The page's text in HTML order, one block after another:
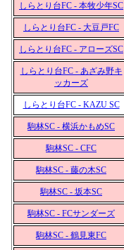
しらとり台FC - 本牧少年SC
しらとり台FC - 大豆戸FC
しらとり台FC - アローズSC
しらとり台FC - あざみ野キ
ッカーズ
しらとり台FC - KAZU SC
駒林SC - 横浜かもめSC
駒林SC - CFC
駒林SC - 藤の木SC
駒林SC - 坂本SC
駒林SC - FCサンダーズ
駒林SC - 鶴見東FC